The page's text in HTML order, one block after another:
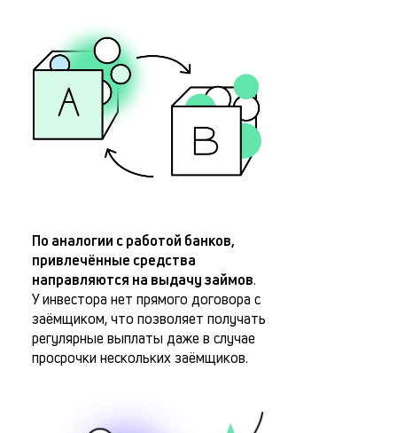
По аналогии с работой банков,
привлечённые средства
направляются на выдачу займов.
У инвестора нет прямого договора с
заёмщиком, что позволяет получать
регулярные выплаты даже в случае
просрочки нескольких заёмщиков.